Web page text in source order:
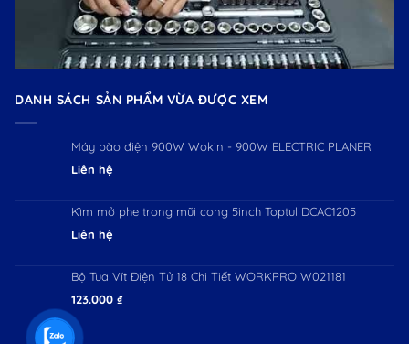
DANH SÁCH SẢN PHẨM VỪA ĐƯỢC XEM
Máy bào điện 900W Wokin - 900W ELECTRIC PLANER
Liên hệ
Kìm mở phe trong mũi cong 5inch Toptul DCAC1205
Liên hệ
Bộ Tua Vít Điện Tử 18 Chi Tiết WORKPRO W021181
123.000 ₫